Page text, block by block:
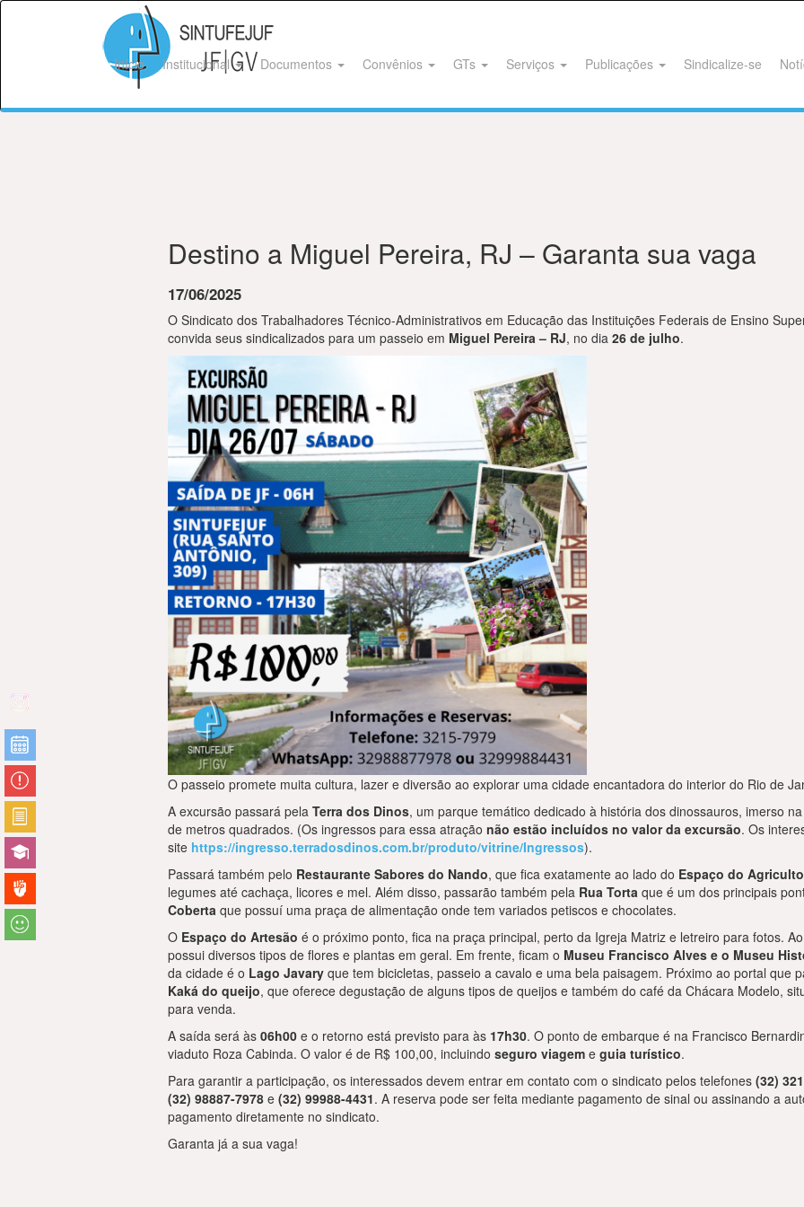
Início Institucional Documentos Convênios GTs Serviços Publicações Sindicalize-se
Destino a Miguel Pereira, RJ – Garanta sua vaga
17/06/2025
O Sindicato dos Trabalhadores Técnico-Administrativos em Educação das Instituições Federais de Ensino
convida seus sindicalizados para um passeio em Miguel Pereira – RJ, no dia 26 de julho.
O passeio promete muita cultura, lazer e diversão ao explorar uma cidade encantadora do interior do Rio de
A excursão passará pela Terra dos Dinos, um parque temático dedicado à história dos dinossauros, imerso
de metros quadrados. (Os ingressos para essa atração não estão incluídos no valor da excursão. Os
site https://ingresso.terradosdinos.com.br/produto/vitrine/Ingressos).
Passará também pelo Restaurante Sabores do Nando, que fica exatamente ao lado do Espaço do
legumes até cachaça, licores e mel. Além disso, passarão também pela Rua Torta que é um dos principais
Coberta que possuí uma praça de alimentação onde tem variados petiscos e chocolates.
O Espaço do Artesão é o próximo ponto, fica na praça principal, perto da Igreja Matriz e letreiro para fotos.
possui diversos tipos de flores e plantas em geral. Em frente, ficam o Museu Francisco Alves e o Museu
da cidade é o Lago Javary que tem bicicletas, passeio a cavalo e uma bela paisagem. Próximo ao portal que
Kaká do queijo, que oferece degustação de alguns tipos de queijos e também do café da Chácara Modelo,
para venda.
A saída será às 06h00 e o retorno está previsto para às 17h30. O ponto de embarque é na Francisco
viaduto Roza Cabinda. O valor é de R$ 100,00, incluindo seguro viagem e guia turístico.
Para garantir a participação, os interessados devem entrar em contato com o sindicato pelos telefones (32)
(32) 98887-7978 e (32) 99988-4431. A reserva pode ser feita mediante pagamento de sinal ou assinando a
pagamento diretamente no sindicato.
Garanta já a sua vaga!